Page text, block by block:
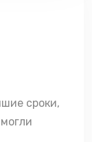
сроки,